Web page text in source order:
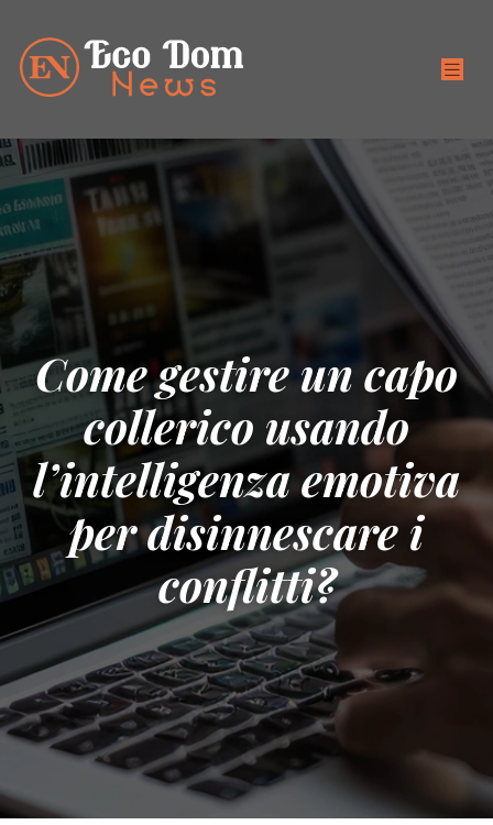
Come gestire un capo
collerico usando
l’intelligenza emotiva
per disinnescare i
conflitti?